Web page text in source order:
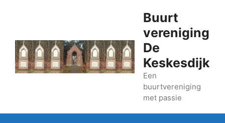
inhoud
Buurt
vereniging
De
Keskesdijk
Een
buurtvereniging
met passie